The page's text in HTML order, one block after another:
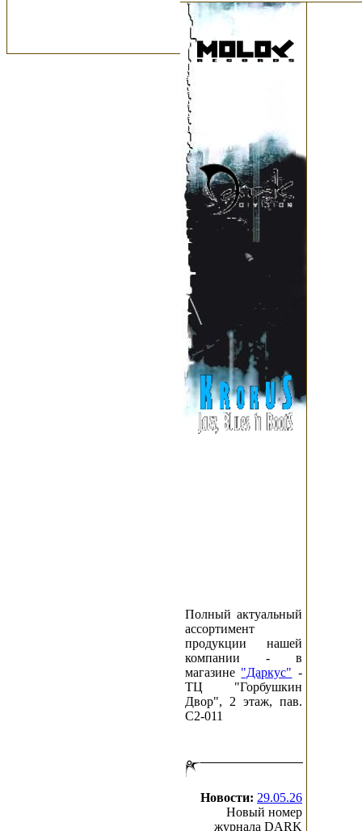
Полный актуальный
ассортимент
продукции нашей
компании - в
магазине "Даркус" -
ТЦ "Горбушкин
Двор", 2 этаж, пав.
C2-011
Новости: 29.05.26
Новый номер
журнала DARK